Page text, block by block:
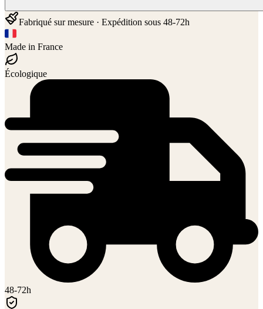
Fabriqué sur mesure · Expédition sous 48-72h
Made in France
Écologique
48-72h